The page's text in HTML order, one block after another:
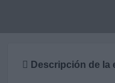
Descripción de la